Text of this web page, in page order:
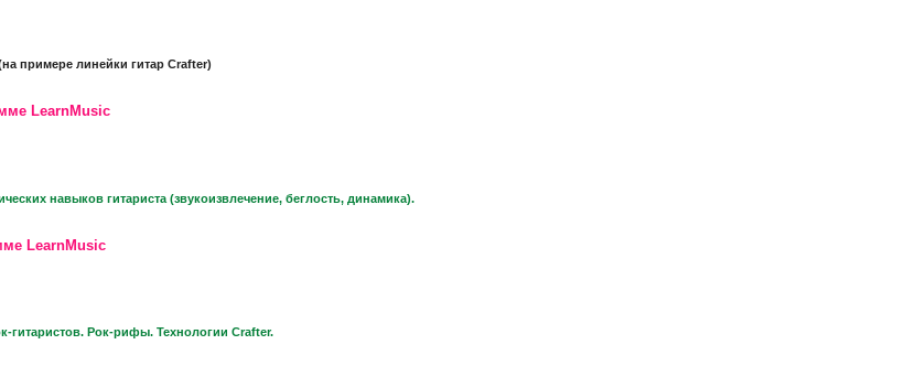
примере линейки гитар Crafter)
LearnMusic
навыков гитариста (звукоизвлечение, беглость, динамика).
LearnMusic
Рок-рифы. Технологии Crafter.